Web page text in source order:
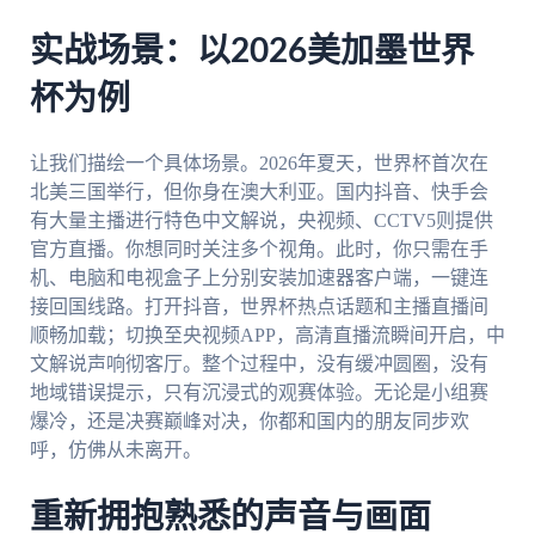
实战场景：以2026美加墨世界
杯为例
让我们描绘一个具体场景。2026年夏天，世界杯首次在
北美三国举行，但你身在澳大利亚。国内抖音、快手会
有大量主播进行特色中文解说，央视频、CCTV5则提供
官方直播。你想同时关注多个视角。此时，你只需在手
机、电脑和电视盒子上分别安装加速器客户端，一键连
接回国线路。打开抖音，世界杯热点话题和主播直播间
顺畅加载；切换至央视频APP，高清直播流瞬间开启，中
文解说声响彻客厅。整个过程中，没有缓冲圆圈，没有
地域错误提示，只有沉浸式的观赛体验。无论是小组赛
爆冷，还是决赛巅峰对决，你都和国内的朋友同步欢
呼，仿佛从未离开。
重新拥抱熟悉的声音与画面